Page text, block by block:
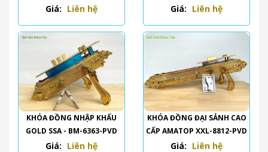
Giá: Liên hệ Giá: Liên hệ
KHÓA ĐỒNG NHẬP KHẨU
GOLD SSA - BM-6363-PVD
Giá: Liên hệ
KHÓA ĐỒNG ĐẠI SẢNH CAO
CẤP AMATOP XXL-8812-PVD
Giá: Liên hệ